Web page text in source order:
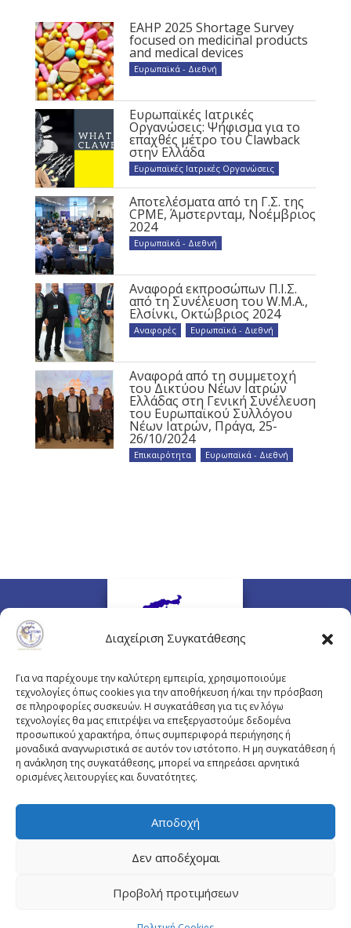
Διαχείριση Συγκατάθεσης
Για να παρέχουμε την καλύτερη εμπειρία, χρησιμοποιούμε
τεχνολογίες όπως cookies για την αποθήκευση ή/και την πρόσβαση
σε πληροφορίες συσκευών. Η συγκατάθεση για τις εν λόγω
τεχνολογίες θα μας επιτρέψει να επεξεργαστούμε δεδομένα
προσωπικού χαρακτήρα, όπως συμπεριφορά περιήγησης ή
μοναδικά αναγνωριστικά σε αυτόν τον ιστότοπο. Η μη συγκατάθεση ή
η ανάκληση της συγκατάθεσης, μπορεί να επηρεάσει αρνητικά
ορισμένες λειτουργίες και δυνατότητες.
Αποδοχή
Δεν αποδέχομαι
Προβολή προτιμήσεων
EAHP 2025 Shortage Survey
focused on medicinal products
and medical devices
Ευρωπαϊκά - Διεθνή
Ευρωπαϊκές Ιατρικές
Οργανώσεις: Ψήφισμα για το
επαχθές μέτρο του Clawback
στην Ελλάδα
Ευρωπαϊκές Ιατρικές Οργανώσεις
Αποτελέσματα από τη Γ.Σ. της
CPME, Άμστερνταμ, Νοέμβριος
2024
Ευρωπαϊκά - Διεθνή
Αναφορά εκπροσώπων Π.Ι.Σ.
από τη Συνέλευση του W.M.A.,
Ελσίνκι, Οκτώβριος 2024
Αναφορές Ευρωπαϊκά - Διεθνή
Αναφορά από τη συμμετοχή
του Δικτύου Νέων Ιατρών
Ελλάδας στη Γενική Συνέλευση
του Ευρωπαϊκού Συλλόγου
Νέων Ιατρών, Πράγα, 25-
26/10/2024
Επικαιρότητα Ευρωπαϊκά - Διεθνή
Πλουτάρχου 3, 10675 Αθήνα
Email επικοινωνίας:pisinfo@pis.gr
© Copyright pis.gr 2019 - Designed & Hosted by